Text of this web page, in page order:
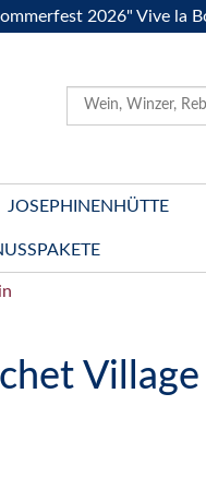
2026" Vive la
JOSEPHINENHÜTTE
Village